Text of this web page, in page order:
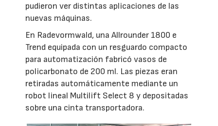
pudieron ver distintas aplicaciones de las
nuevas máquinas.
En Radevormwald, una Allrounder 1800 e
Trend equipada con un resguardo compacto
para automatización fabricó vasos de
policarbonato de 200 ml. Las piezas eran
retiradas automáticamente mediante un
robot lineal Multilift Select 8 y depositadas
sobre una cinta transportadora.